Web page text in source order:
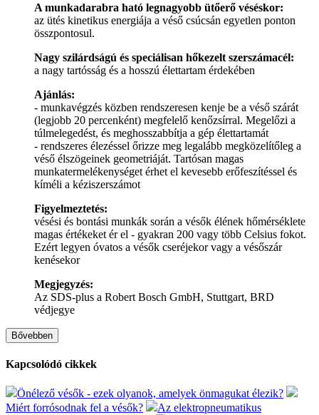
A munkadarabra ható legnagyobb ütőerő véséskor:
az ütés kinetikus energiája a véső csúcsán egyetlen ponton
összpontosul.
Nagy szilárdságú és speciálisan hőkezelt szerszámacél:
a nagy tartósság és a hosszú élettartam érdekében
Ajánlás:
- munkavégzés közben rendszeresen kenje be a véső szárát
(legjobb 20 percenként) megfelelő kenőzsírral. Megelőzi a
túlmelegedést, és meghosszabbítja a gép élettartamát
- rendszeres élezéssel őrizze meg legalább megközelítőleg a
véső élszögeinek geometriáját. Tartósan magas
munkatermelékenységet érhet el kevesebb erőfeszítéssel és
kíméli a kéziszerszámot
Figyelmeztetés:
vésési és bontási munkák során a vésők élének hőmérséklete
magas értékeket ér el - gyakran 200 vagy több Celsius fokot.
Ezért legyen óvatos a vésők cseréjekor vagy a vésőszár
kenésekor
Megjegyzés:
Az SDS-plus a Robert Bosch GmbH, Stuttgart, BRD
védjegye
Bővebben
Kapcsolódó cikkek
Önélező vésők - ezek olyanok, amelyek önmagukat élezik?
Miért forrósodnak fel a vésők?
Az elektropneumatikus